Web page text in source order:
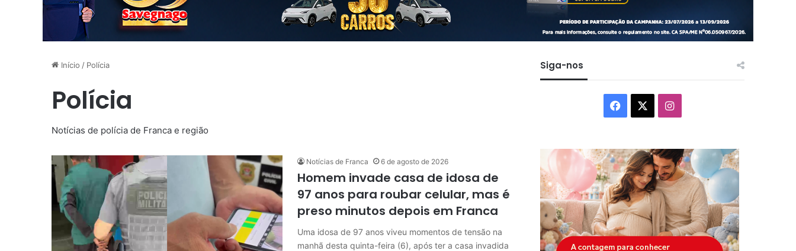
Início / Polícia
Polícia
Notícias de polícia de Franca e região
Notícias de Franca 6 de agosto de 2026
Homem invade casa de idosa de
97 anos para roubar celular, mas é
preso minutos depois em Franca
Uma idosa de 97 anos viveu momentos de tensão na
manhã desta quinta-feira (6), após ter a casa invadida
Siga-nos
Facebook Instagram